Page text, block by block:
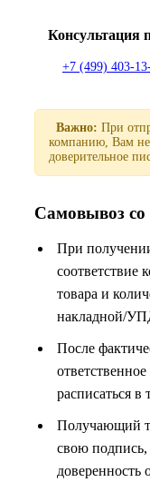
Консультация
+7 (499) 403-
Важно: При
компанию, Вам
доверительное
Самовывоз со
При
соответствие
товара и
накладной/
После
расписаться
Получающий
свою
доверенность